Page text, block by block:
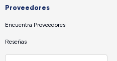
Proveedores
Encuentra Proveedores
Reseñas